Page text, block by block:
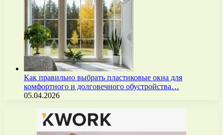
Как правильно выбрать пластиковые окна для
комфортного и долговечного обустройства…
05.04.2026